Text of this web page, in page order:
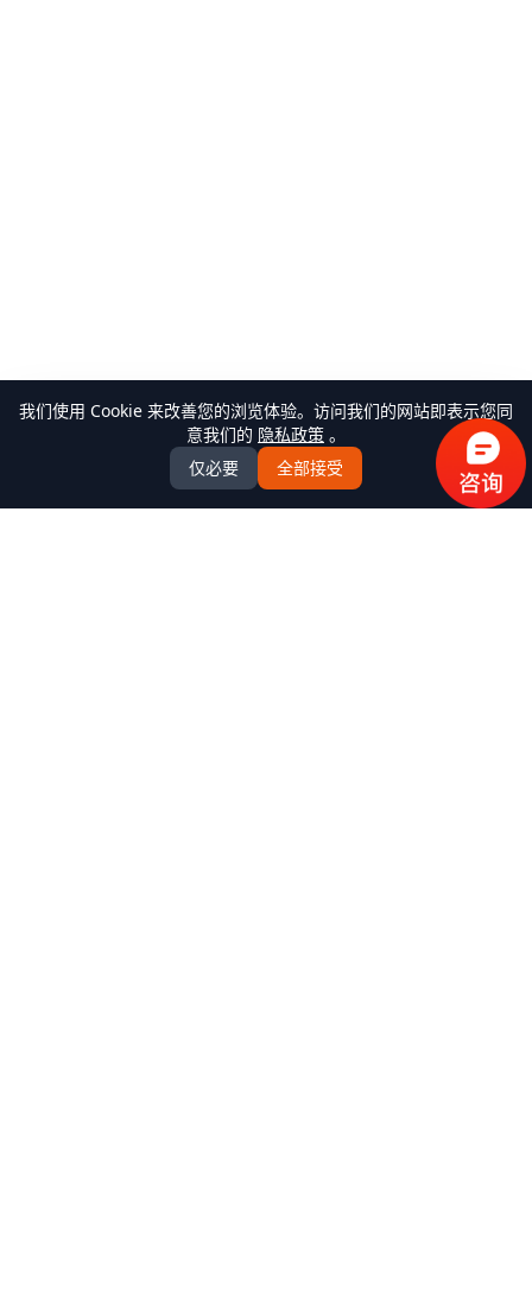
我们使用 Cookie 来改善您的浏览体验。访问我们的网站即表示您同
意我们的 隐私政策 。
仅必要
全部接受